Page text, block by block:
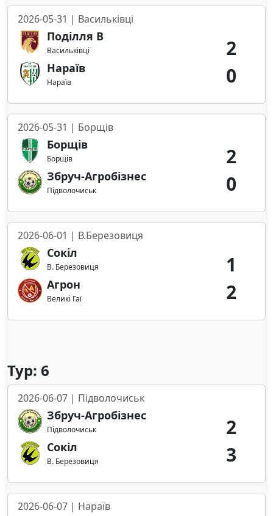
2026-05-31 | Васильківці
Поділля В
Васильківці
Нараїв
Нараїв
2
0
2026-05-31 | Борщів
Борщів
Борщів
Збруч-Агробізнес
Підволочиськ
2
0
2026-06-01 | В.Березовиця
Сокіл
В. Березовиця
Агрон
Великі Гаї
1
2
Тур: 6
2026-06-07 | Підволочиськ
Збруч-Агробізнес
Підволочиськ
Сокіл
В. Березовиця
2
3
2026-06-07 | Нараїв